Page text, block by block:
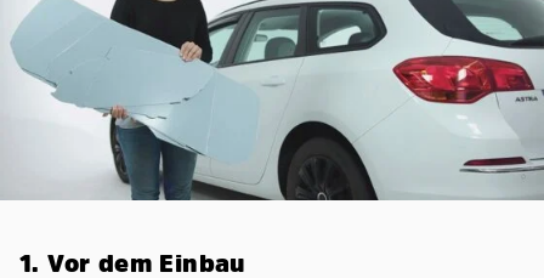
1. Vor dem Einbau